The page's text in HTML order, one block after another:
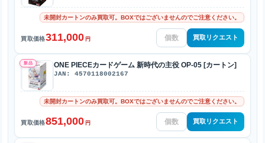
未開封カートンのみ買取可。BOXではございませんのでご注意ください。
買取価格311,000 円 買取リクエスト
新品 ONE PIECEカードゲーム 新時代の主役 OP-05 [カートン]
JAN: 4570118002167
未開封カートンのみ買取可。BOXではございませんのでご注意ください。
買取価格851,000 円 買取リクエスト